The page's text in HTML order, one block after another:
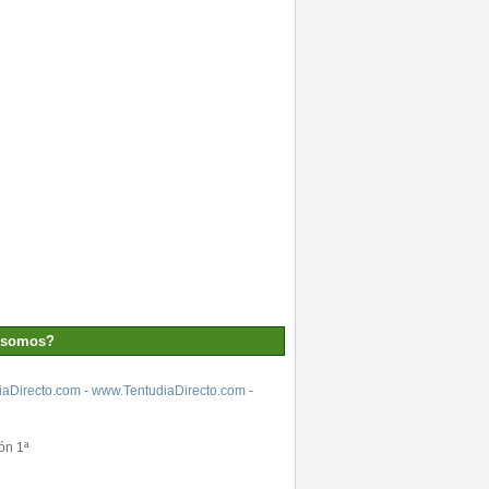
- www.TentudiaDirecto.com-
1ª